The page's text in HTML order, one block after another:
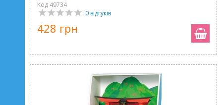
Код 49734
0 відгуків
428 грн